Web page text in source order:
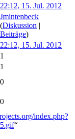
22:12, 15. Jul. 2012
Jmintenbeck
(Diskussion |
Beiträge)
22:12, 15. Jul. 2012
1
1
0
0
index.php?
“